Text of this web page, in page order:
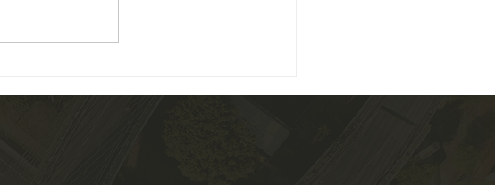
Resolução 547/2024 , que institui